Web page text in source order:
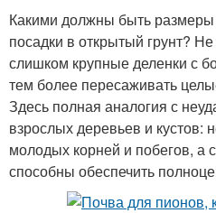
Какими должны быть размеры
посадки в открытый грунт?
слишком крупные деленки с
тем более пересаживать
Здесь полная аналогия с
взрослых деревьев и кустов:
молодых корней и побегов, а
способны обеспечить